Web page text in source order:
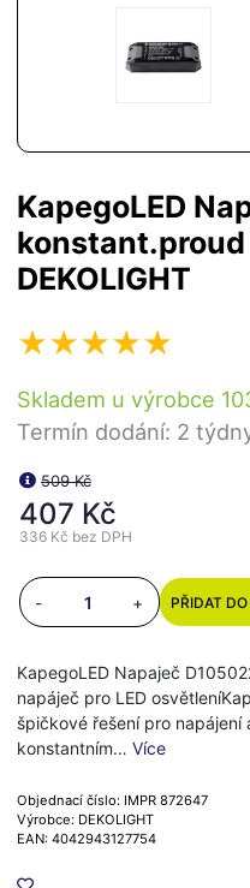
KapegoLED
DEKOLIGHT
Skladem u výrobce
Termín dodání: 2
509 Kč
407 Kč
336 Kč bez DPH
- + PŘIDAT
KapegoLED Napaječ
napáječ pro LED
špičkové řešení pro napájení
konstantním… Více
Objednací číslo: IMPR 872647
Výrobce: DEKOLIGHT
EAN: 4042943127754